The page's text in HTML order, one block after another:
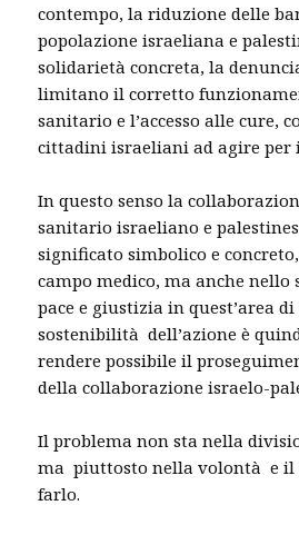
contempo, la riduzione delle
popolazione israeliana e
solidarietà concreta, la
limitano il corretto
sanitario e l’accesso alle cure,
cittadini israeliani ad agire per
In questo senso la
sanitario israeliano e
significato simbolico e
campo medico, ma anche nello
pace e giustizia in quest’area
sostenibilità dell’azione è
rendere possibile il
della collaborazione israelo-
Il problema non sta nella
ma piuttosto nella volontà e il
farlo.